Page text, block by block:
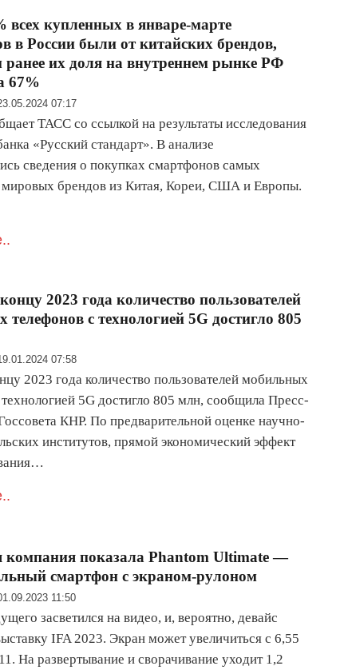
всех купленных в январе-марте
в России были от китайских брендов,
ранее их доля на внутреннем рынке РФ
67%
07:17
ТАСС со ссылкой на результаты исследования
«Русский стандарт». В анализе
сведения о покупках смартфонов самых
брендов из Китая, Кореи, США и Европы.
2023 года количество пользователей
с технологией 5G достигло 805
07:58
2023 года количество пользователей мобильных
5G достигло 805 млн, сообщила Пресс-
КНР. По предварительной оценке научно-
институтов, прямой экономический эффект
компания показала Phantom Ultimate —
смартфон с экраном-рулоном
11:50
засветился на видео, и, вероятно, девайс
IFA 2023. Экран может увеличиться с 6,55
На развертывание и сворачивание уходит 1,2